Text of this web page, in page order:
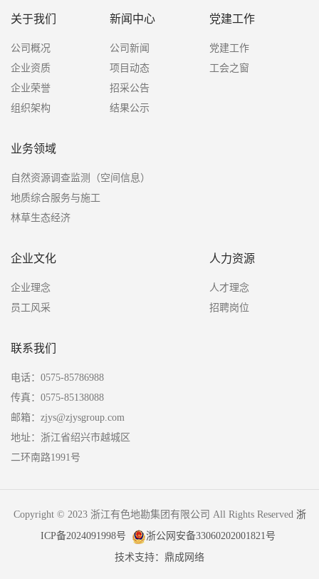
关于我们
公司概况
企业资质
企业荣誉
组织架构
新闻中心
公司新闻
项目动态
招采公告
结果公示
党建工作
党建工作
工会之窗
业务领域
自然资源调查监测（空间信息）
地质综合服务与施工
林草生态经济
企业文化
企业理念
员工风采
人力资源
人才理念
招聘岗位
联系我们
电话：0575-85786988
传真：0575-85138088
邮箱：zjys@zjysgroup.com
地址：浙江省绍兴市越城区
二环南路1991号
Copyright © 2023 浙江有色地勘集团有限公司 All Rights Reserved 浙
ICP备2024091998号
浙公网安备33060202001821号
技术支持：鼎成网络